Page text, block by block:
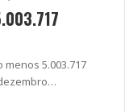
5.003.717